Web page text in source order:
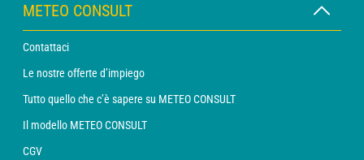
METEO CONSULT
Contattaci
Le nostre offerte d’impiego
Tutto quello che c’è sapere su METEO CONSULT
Il modello METEO CONSULT
CGV